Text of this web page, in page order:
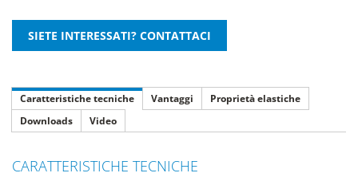
Caratteristiche tecniche Vantaggi
Proprietà elastiche
Downloads
Video
CARATTERISTICHE TECNICHE